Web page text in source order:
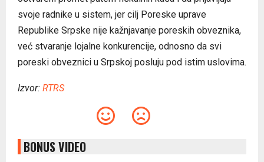
svoje radnike u sistem, jer cilj Poreske uprave
Republike Srpske nije kažnjavanje poreskih obveznika,
već stvaranje lojalne konkurencije, odnosno da svi
poreski obveznici u Srpskoj posluju pod istim uslovima.
Izvor: RTRS
BONUS VIDEO